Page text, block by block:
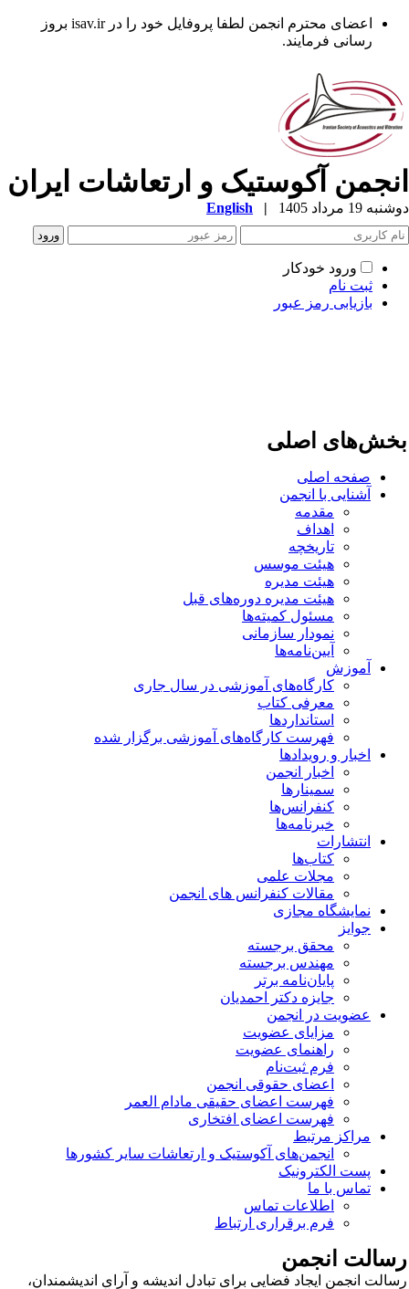
اعضای محترم انجمن لطفا پروفایل خود را در isav.ir بروز
رسانی فرمایند.
آکوستیک و ارتعاشات ایران
19 مرداد 1405 |
English
ورود خودکار
ثبت نام
بازیابی رمز عبور
اصلی
صفحه اصلی
آشنایی با انجمن
مقدمه
اهداف
تاریخچه
هیئت موسس
هیئت مدیره
هیئت مدیره دوره‌های قبل
مسئول کمیته‌ها
نمودار سازمانی
آیین‌نامه‌ها
آموزش
کارگاه‌های آموزشی در سال جاری
معرفی کتاب
استانداردها
فهرست کارگاه‌های آموزشی برگزار شده
اخبار و رویدادها
اخبار انجمن
سمینارها
کنفرانس‌ها
خبرنامه‌ها
انتشارات
کتاب‌ها
مجلات علمی
مقالات کنفرانس های انجمن
نمایشگاه مجازی
جوایز
محقق برجسته
مهندس برجسته
پایان‌نامه برتر
جایزه دکتر احمدیان
عضویت در انجمن
مزایای عضویت
راهنمای عضویت
فرم ثبت‌نام
اعضای حقوقی انجمن
فهرست اعضای حقیقی مادام‌ العمر
فهرست اعضای افتخاری
مراکز مرتبط
انجمن‌های آکوستیک و ارتعاشات سایر کشورها
پست الکترونیک
تماس با ما
اطلاعات تماس
فرم برقراری ارتباط
انجمن
انجمن ایجاد فضایی برای تبادل اندیشه و آرای اندیشمندان،